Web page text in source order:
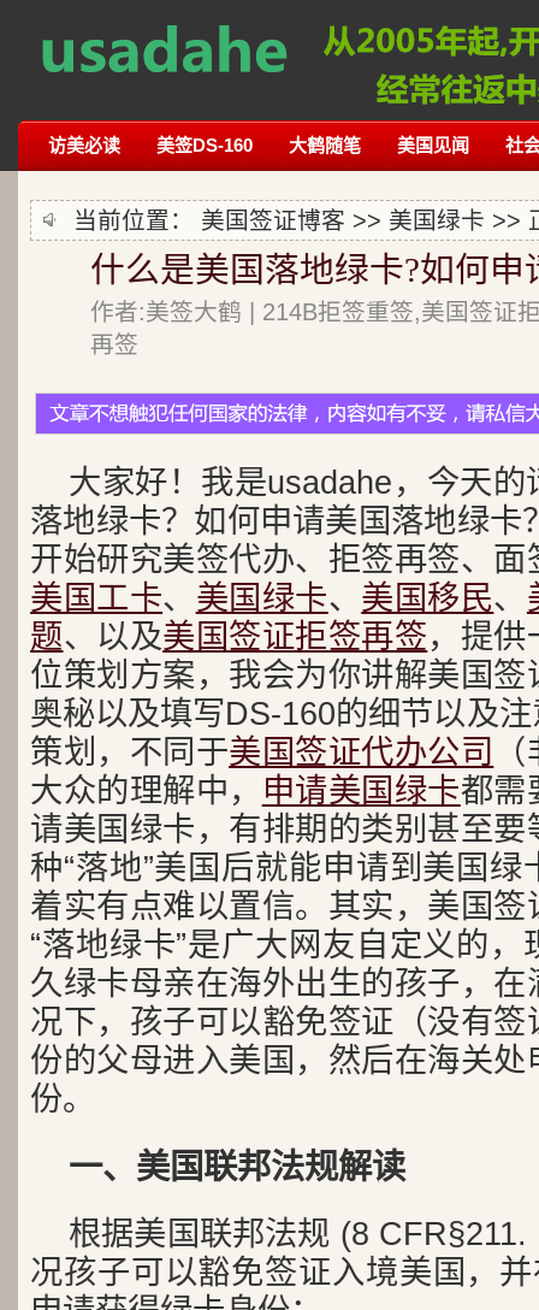
访美必读 美签DS-160 大鹤随笔 美国见闻 社
当前位置： 美国签证博客 >> 美国绿卡 >>
什么是美国落地绿卡?如何申
作者:美签大鹤 | 214B拒签重签,美国签证
再签
大家好！我是usadahe，今天
落地绿卡？如何申请美国落地绿卡
开始研究美签代办、拒签再签、面
美国工卡、 美国绿卡、 美国移民、
题、以及美国签证拒签再签，提供
位策划方案，我会为你讲解美国
奥秘以及填写DS-160的细节以及
策划，不同于美国签证代办公司
大众的理解中，
申请美国绿卡都需
请美国绿卡，有排期的类别甚至
种“落地”美国后就能申请到美国
着实有点难以置信。其实，美国
“落地绿卡”是广大网友自定义的
久绿卡母亲在海外出生的孩子，
况下，孩子可以豁免签证（没有
份的父母进入美国，然后在海关
份。
一、美国联邦法规解读
根据美国联邦法规 (8
况孩子可以豁免签证入境美国，并